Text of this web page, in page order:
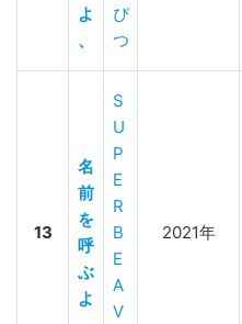
よ
、
ぴ
つ
13
名
前
を
呼
ぶ
よ
S
U
P
E
R
B
E
A
V
2021年